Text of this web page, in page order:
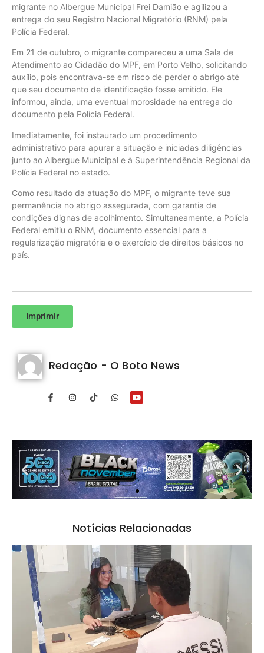
migrante no Albergue Municipal Frei Damião e agilizou a
entrega do seu Registro Nacional Migratório (RNM) pela
Polícia Federal.
Em 21 de outubro, o migrante compareceu a uma Sala de
Atendimento ao Cidadão do MPF, em Porto Velho, solicitando
auxílio, pois encontrava-se em risco de perder o abrigo até
que seu documento de identificação fosse emitido. Ele
informou, ainda, uma eventual morosidade na entrega do
documento pela Polícia Federal.
Imediatamente, foi instaurado um procedimento
administrativo para apurar a situação e iniciadas diligências
junto ao Albergue Municipal e à Superintendência Regional da
Polícia Federal no estado.
Como resultado da atuação do MPF, o migrante teve sua
permanência no abrigo assegurada, com garantia de
condições dignas de acolhimento. Simultaneamente, a Polícia
Federal emitiu o RNM, documento essencial para a
regularização migratória e o exercício de direitos básicos no
país.
Imprimir
Redação - O Boto News
Notícias Relacionadas